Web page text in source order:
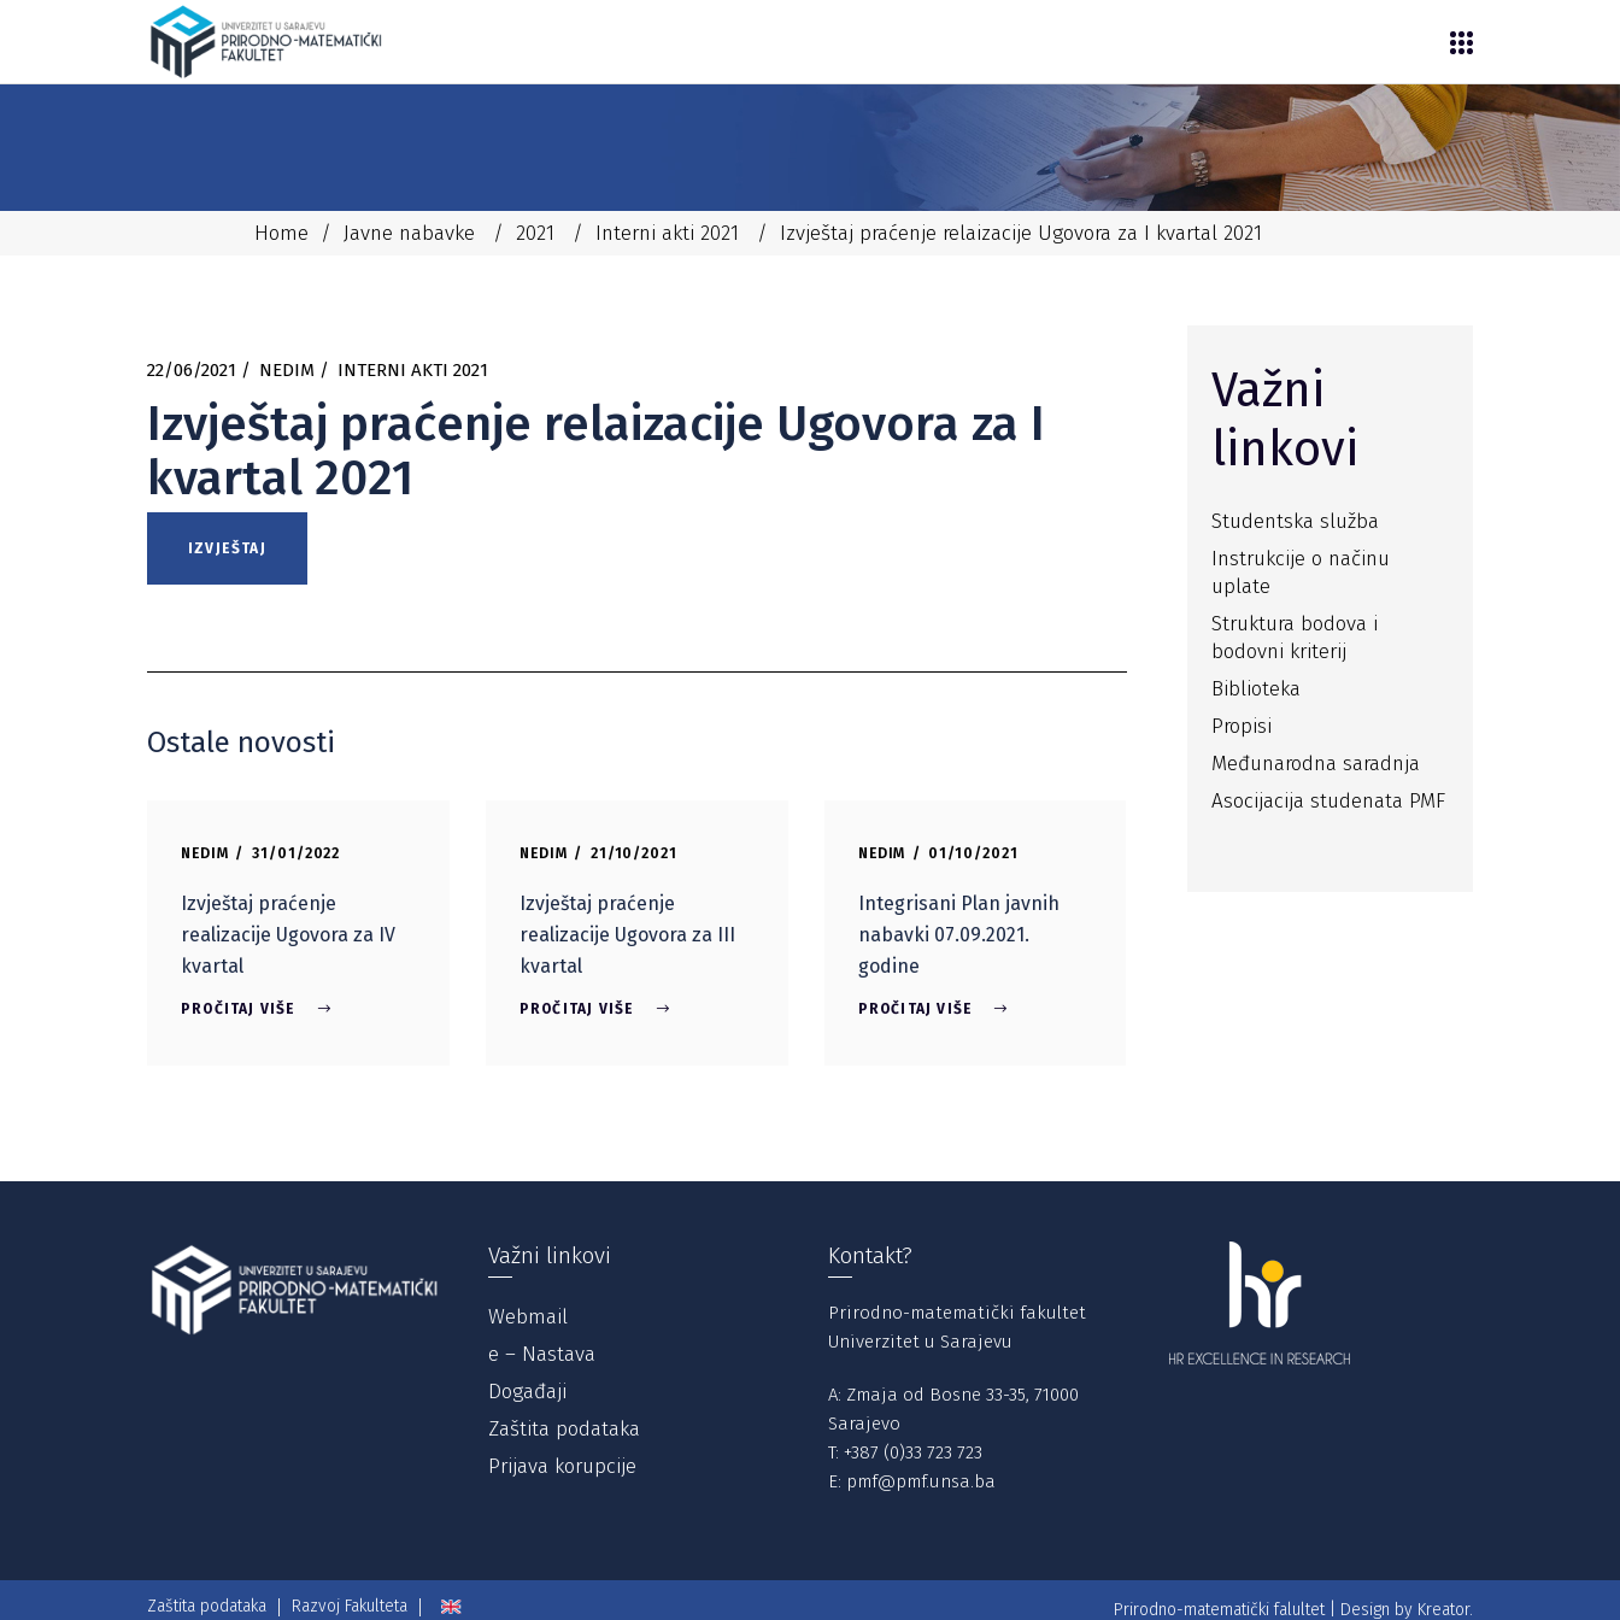
Home / Javne nabavke / 2021 / Interni akti 2021 / Izvještaj praćenje relaizacije Ugovora za I kvartal 2021
22/06/2021 NEDIM INTERNI AKTI 2021
Izvještaj praćenje relaizacije Ugovora za I
kvartal 2021
IZVJEŠTAJ
Ostale novosti
NEDIM 31/01/2022
Izvještaj praćenje
realizacije Ugovora za IV
kvartal
PROČITAJ VIŠE
NEDIM 21/10/2021
Izvještaj praćenje
realizacije Ugovora za III
kvartal
PROČITAJ VIŠE
NEDIM 01/10/2021
Integrisani Plan javnih
nabavki 07.09.2021.
godine
PROČITAJ VIŠE
Važni
linkovi
Studentska služba
Instrukcije o načinu
uplate
Struktura bodova i
bodovni kriterij
Biblioteka
Propisi
Međunarodna saradnja
Asocijacija studenata PMF
Važni linkovi
Webmail
e – Nastava
Događaji
Zaštita podataka
Prijava korupcije
Kontakt?
Prirodno-matematički fakultet
Univerzitet u Sarajevu
A: Zmaja od Bosne 33-35, 71000
Sarajevo
T: +387 (0)33 723 723
E: pmf@pmf.unsa.ba
Zaštita podataka Razvoj Fakulteta Prirodno-matematički falultet | Design by Kreator.